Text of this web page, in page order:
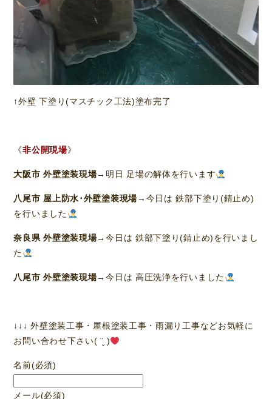
↑外壁 下塗り(マスチック工法)塗布完了
《非公開現場》
大阪市 外壁塗装現場→明日 足場の解体を行います
八尾市 屋上防水･外壁塗装現場→今日は 鉄部下塗り(錆止め)
を行いました
奈良県 外壁塗装現場→今日は 鉄部下塗り(錆止め)を行いまし
た
八尾市 外壁塗装現場→今日は 高圧洗浄を行いました
↓↓↓ 外壁塗装工事・屋根塗装工事・雨漏り工事などお気軽に
お問い合わせ下さい( ¨̮ )
名前(必須)
メール(必須)